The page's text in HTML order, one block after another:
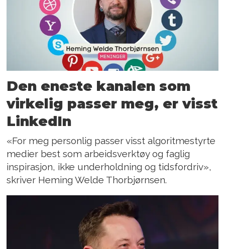
Den eneste kanalen som
virkelig passer meg, er visst
LinkedIn
«For meg personlig passer visst algoritmestyrte
medier best som arbeidsverktøy og faglig
inspirasjon, ikke underholdning og tidsfordriv»,
skriver Heming Welde Thorbjørnsen.